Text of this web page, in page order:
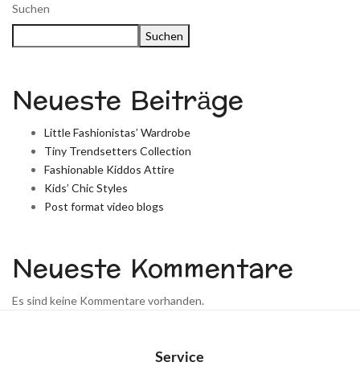
Suchen
Suchen
Neueste Beiträge
Little Fashionistas’ Wardrobe
Tiny Trendsetters Collection
Fashionable Kiddos Attire
Kids’ Chic Styles
Post format video blogs
Neueste Kommentare
Es sind keine Kommentare vorhanden.
Service